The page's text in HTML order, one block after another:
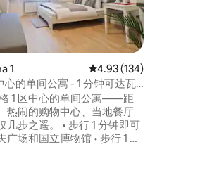
，共 241 条评价
1 平均评分 4.93 分（满
4.93 (134)
心的单间公寓 - 1 分钟可达瓦
1 区中心的单间公寓——距
热闹的购物中心、当地餐厅
几步之遥。 • 步行 1 分钟即可
和国立博物馆 • 步行 1 分